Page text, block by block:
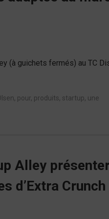
(à guichets fermés) au TC
, pour, produits, startup, une
Alley
d’Extra